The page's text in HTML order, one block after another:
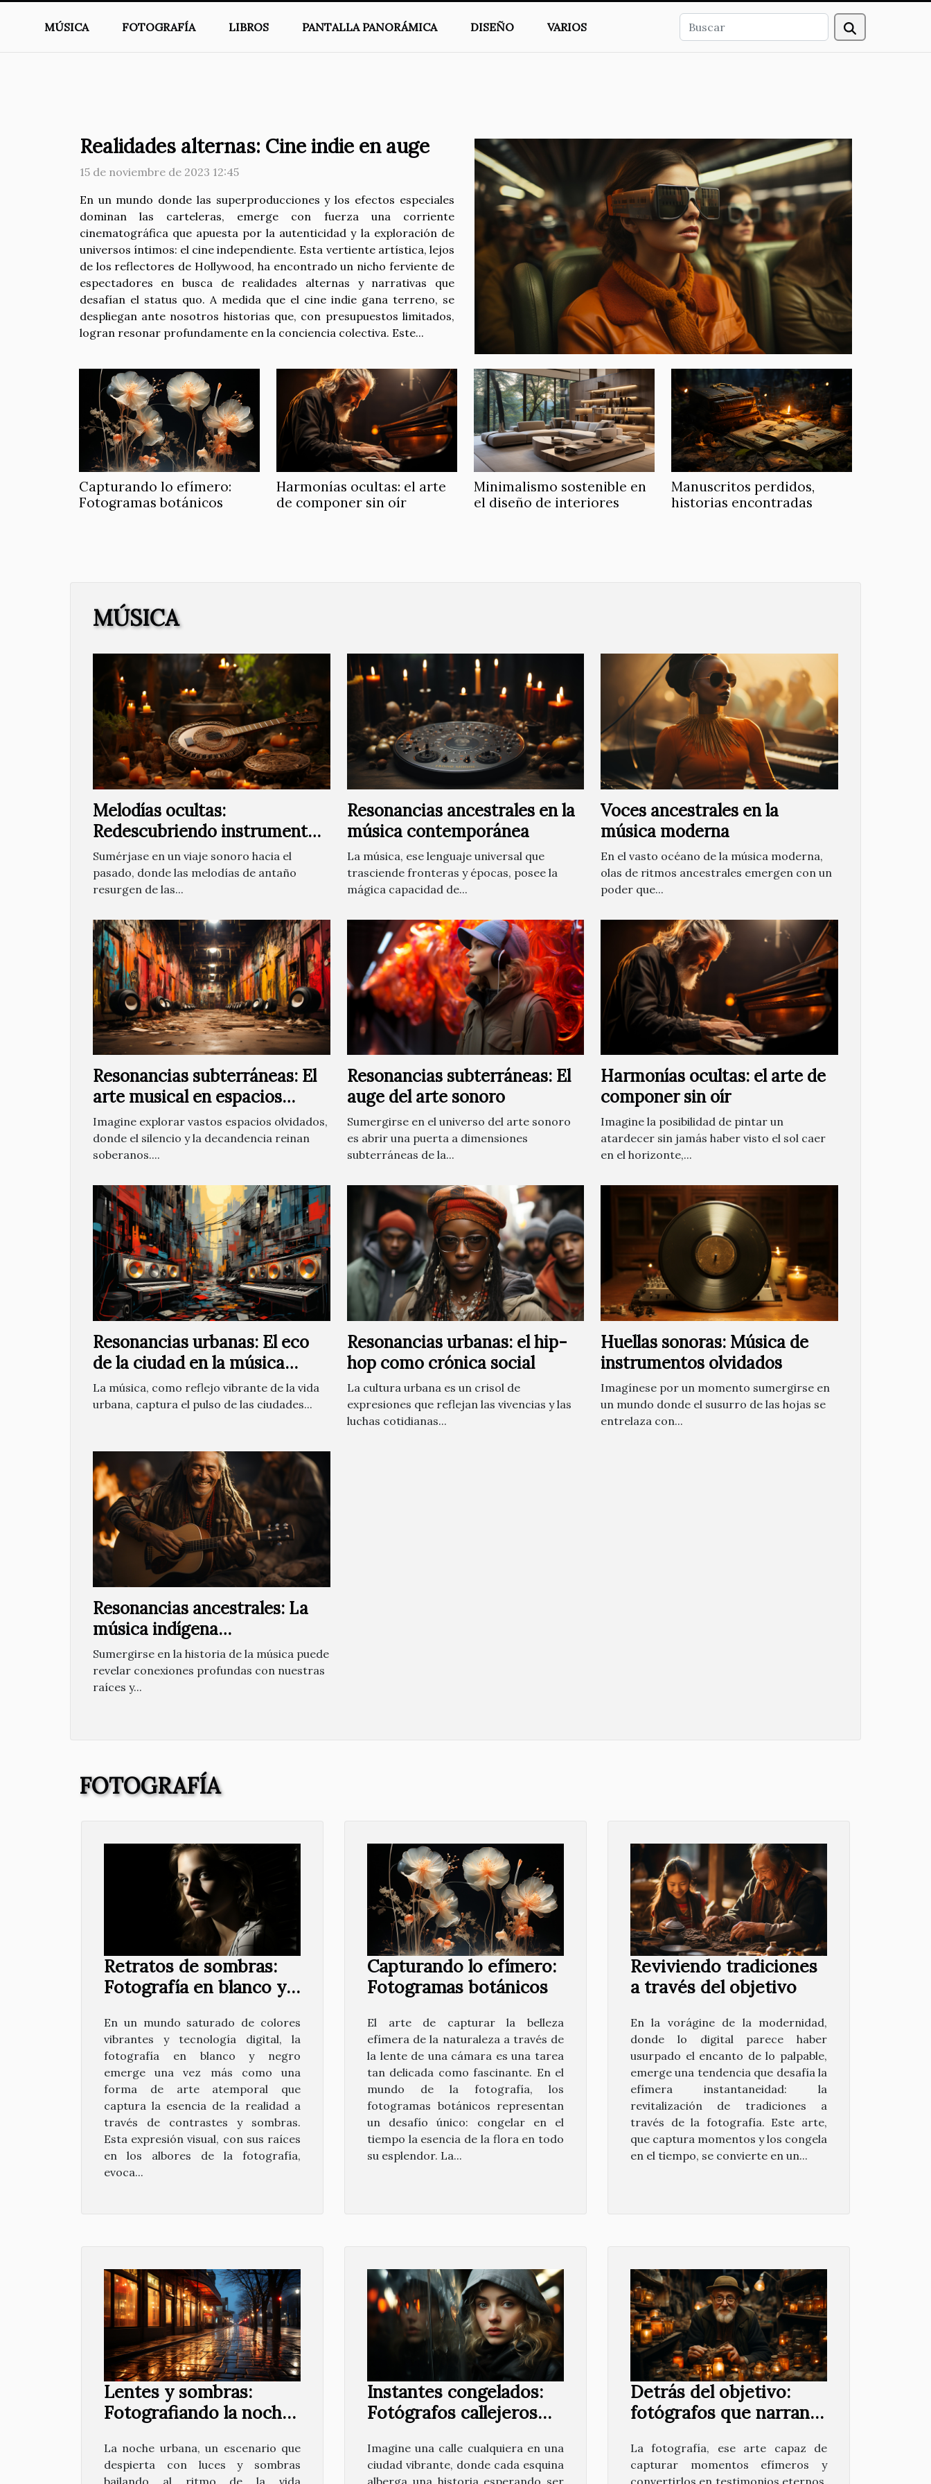
MÚSICA FOTOGRAFÍA LIBROS PANTALLA PANORÁMICA DISEÑO VARIOS
Realidades alternas: Cine indie en auge
15 de noviembre de 2023 12:45
En un mundo donde las superproducciones y los efectos especiales
dominan las carteleras, emerge con fuerza una corriente
cinematográfica que apuesta por la autenticidad y la exploración de
universos íntimos: el cine independiente. Esta vertiente artística, lejos
de los reflectores de Hollywood, ha encontrado un nicho ferviente de
espectadores en busca de realidades alternas y narrativas que
desafían el status quo. A medida que el cine indie gana terreno, se
despliegan ante nosotros historias que, con presupuestos limitados,
logran resonar profundamente en la conciencia colectiva. Este...
Capturando lo efímero:
Fotogramas botánicos
Harmonías ocultas: el arte
de componer sin oír
Minimalismo sostenible en
el diseño de interiores
Manuscritos perdidos,
historias encontradas
MÚSICA
Melodías ocultas:
Redescubriendo instrumentos
antiguos
Sumérjase en un viaje sonoro hacia el
pasado, donde las melodías de antaño
resurgen de las...
Resonancias ancestrales en la
música contemporánea
La música, ese lenguaje universal que
trasciende fronteras y épocas, posee la
mágica capacidad de...
Voces ancestrales en la
música moderna
En el vasto océano de la música moderna,
olas de ritmos ancestrales emergen con un
poder que...
Resonancias subterráneas: El
arte musical en espacios
abandonados
Imagine explorar vastos espacios olvidados,
donde el silencio y la decandencia reinan
soberanos....
Resonancias subterráneas: El
auge del arte sonoro
Sumergirse en el universo del arte sonoro
es abrir una puerta a dimensiones
subterráneas de la...
Harmonías ocultas: el arte de
componer sin oír
Imagine la posibilidad de pintar un
atardecer sin jamás haber visto el sol caer
en el horizonte,...
Resonancias urbanas: El eco
de la ciudad en la música
moderna
La música, como reflejo vibrante de la vida
urbana, captura el pulso de las ciudades...
Resonancias urbanas: el hip-
hop como crónica social
La cultura urbana es un crisol de
expresiones que reflejan las vivencias y las
luchas cotidianas...
Huellas sonoras: Música de
instrumentos olvidados
Imagínese por un momento sumergirse en
un mundo donde el susurro de las hojas se
entrelaza con...
Resonancias ancestrales: La
música indígena
contemporánea
Sumergirse en la historia de la música puede
revelar conexiones profundas con nuestras
raíces y...
FOTOGRAFÍA
Retratos de sombras:
Fotografía en blanco y
En un mundo saturado de colores
vibrantes y tecnología digital, la
fotografía en blanco y negro
emerge una vez más como una
forma de arte atemporal que
captura la esencia de la realidad a
través de contrastes y sombras.
Esta expresión visual, con sus raíces
en los albores de la fotografía,
evoca...
Capturando lo efímero:
Fotogramas botánicos
El arte de capturar la belleza
efímera de la naturaleza a través de
la lente de una cámara es una tarea
tan delicada como fascinante. En el
mundo de la fotografía, los
fotogramas botánicos representan
un desafío único: congelar en el
tiempo la esencia de la flora en todo
su esplendor. La...
Reviviendo tradiciones
a través del objetivo
En la vorágine de la modernidad,
donde lo digital parece haber
usurpado el encanto de lo palpable,
emerge una tendencia que desafía la
efímera instantaneidad: la
revitalización de tradiciones a
través de la fotografía. Este arte,
que captura momentos y los congela
en el tiempo, se convierte en un...
Lentes y sombras:
Fotografiando la noche
La noche urbana, un escenario que
despierta con luces y sombras
Instantes congelados:
Fotógrafos callejeros
Imagine una calle cualquiera en una
ciudad vibrante, donde cada esquina
Detrás del objetivo:
fotógrafos que narran
La fotografía, ese arte capaz de
capturar momentos efímeros y